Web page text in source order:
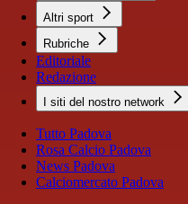
Altri sport
Rubriche
Editoriale
Redazione
I siti del nostro network
Tutto Padova
Rosa Calcio Padova
News Padova
Calciomercato Padova